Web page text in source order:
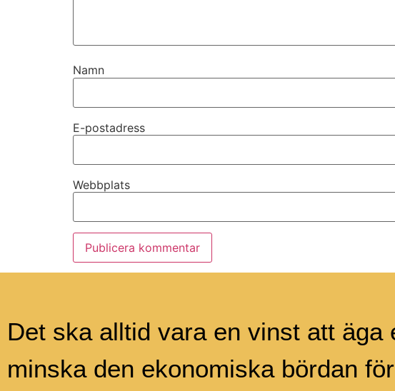
Namn
E-postadress
Webbplats
Det ska alltid vara en vinst att
minska den ekonomiska bördan